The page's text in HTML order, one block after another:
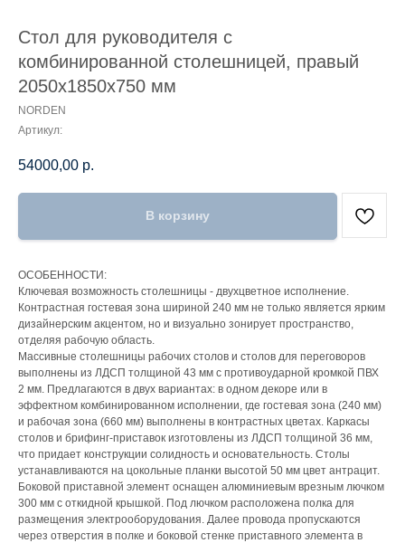
Стол для руководителя с
комбинированной столешницей, правый
2050х1850х750 мм
NORDEN
Артикул:
54000,00 р.
В корзину
ОСОБЕННОСТИ:
Ключевая возможность столешницы - двухцветное исполнение.
Контрастная гостевая зона шириной 240 мм не только является ярким
дизайнерским акцентом, но и визуально зонирует пространство,
отделяя рабочую область.
Массивные столешницы рабочих столов и столов для переговоров
выполнены из ЛДСП толщиной 43 мм с противоударной кромкой ПВХ
2 мм. Предлагаются в двух вариантах: в одном декоре или в
эффектном комбинированном исполнении, где гостевая зона (240 мм)
и рабочая зона (660 мм) выполнены в контрастных цветах. Каркасы
столов и брифинг-приставок изготовлены из ЛДСП толщиной 36 мм,
что придает конструкции солидность и основательность. Столы
устанавливаются на цокольные планки высотой 50 мм цвет антрацит.
Боковой приставной элемент оснащен алюминиевым врезным лючком
300 мм с откидной крышкой. Под лючком расположена полка для
размещения электрооборудования. Далее провода пропускаются
через отверстия в полке и боковой стенке приставного элемента в